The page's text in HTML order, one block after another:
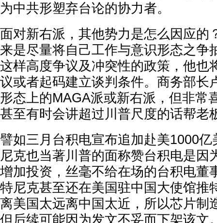
为中共形塑弃台论的协力者。
面对新右派，其他势力是怎么因应的
来是尽量将自己工作与意识形态之争
这样高度争议及冲突性的政策，他也
议或者起码建立谈判条件。商务部长
形态上的MAGA派或新右派，但非常
甚至有时会讲超过川普尺度的话帮老
譬如三月台积电宣布追加赴美1000
尼克也当著川普的面称赞台积电是因
增加投资，丝毫不给在场的台积电董
特尼克甚至还在美国驻中国大使馆推
离美国太远离中国太近，所以芯片制
但后续可能因为发文不妥而下架该文